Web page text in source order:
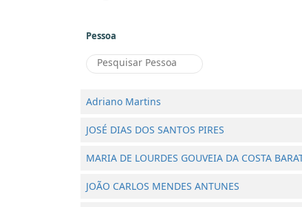
Pessoa
Adriano Martins
JOSÉ DIAS DOS SANTOS PIRES
MARIA DE LOURDES GOUVEIA DA COSTA
JOÃO CARLOS MENDES ANTUNES